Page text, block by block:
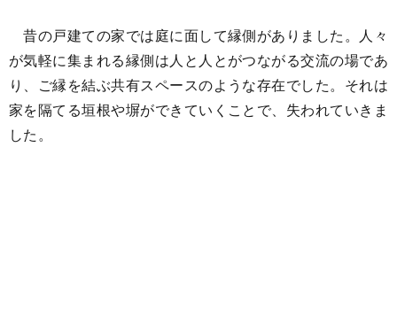
昔の戸建ての家では庭に面して縁側がありました。人々
が気軽に集まれる縁側は人と人とがつながる交流の場であ
り、ご縁を結ぶ共有スペースのような存在でした。それは
家を隔てる垣根や塀ができていくことで、失われていきま
した。